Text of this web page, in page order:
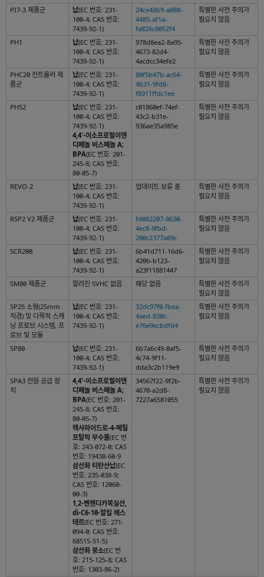
PI7-3 제품군
납(EC 번호: 231-
100-4; CAS 번호:
7439-92-1)
24ce48b9-a088-
4485-af1a-
fa826c8052f4
특별한 사전 주의가
필요치 않음
PH1 납(EC 번호: 231-
100-4; CAS 번호:
7439-92-1)
978d8ea2-8a95-
4673-82d4-
4acdcc34efe2
특별한 사전 주의가
필요치 않음
PHC20 컨트롤러 제
품군
납(EC 번호: 231-
100-4; CAS 번호:
7439-92-1)
80f5b47b-ac64-
4b31-9fd8-
f8911ffdc1ee
특별한 사전 주의가
필요치 않음
PHS2 납(EC 번호: 231-
100-4; CAS 번호:
7439-92-1)
4,4'-이소프로필이덴
디페놀 비스페놀 A;
BPA(EC 번호: 201-
245-8; CAS 번호:
80-05-7)
c01860ef-74ef-
43c2-b31e-
936ae35a985e
특별한 사전 주의가
필요치 않음
REVO-2 납(EC 번호: 231-
100-4; CAS 번호:
7439-92-1)
업데이트 보류 중
특별한 사전 주의가
필요치 않음
RSP2 V2 제품군 납(EC 번호: 231-
100-4; CAS 번호:
7439-92-1)
fd082207-8630-
4ec8-9fbd-
200c2377a89c
특별한 사전 주의가
필요치 않음
SCR200 납(EC 번호: 231-
100-4; CAS 번호:
7439-92-1)
6b41d711-16d6-
420b-b123-
a23f11881447
특별한 사전 주의가
필요치 않음
SM80 제품군 알려진 SVHC 없음 해당 없음
특별한 사전 주의가
필요치 않음
SP25 소형(25mm
직경) 및 다목적 스캐
닝 프로브 시스템, 프
로브 및 모듈
납(EC 번호: 231-
100-4; CAS 번호:
7439-92-1)
32dc97f0-fbea-
4aed-830c-
e76e9ecbdfd4
특별한 사전 주의가
필요치 않음
SP80 납(EC 번호: 231-
100-4; CAS 번호:
7439-92-1)
6b7a6c49-0af5-
4c74-9f11-
dda3c2b119e9
특별한 사전 주의가
필요치 않음
SPA3 전원 공급 장
치
4,4'-이소프로필이덴
디페놀 비스페놀 A;
BPA(EC 번호: 201-
245-8; CAS 번호:
80-05-7)
헥사하이드로-4-메틸
프탈릭 무수물(EC 번
호: 243-072-0; CAS
번호: 19438-60-9
삼산화 티탄산납(EC
번호: 235-038-9;
CAS 번호: 12060-
00-3)
1,2-벤젠디카복실산,
di-C6-10-알킬 에스
테르(EC 번호: 271-
094-0; CAS 번호:
68515-51-5)
삼산화 붕소(EC 번
호: 215-125-8; CAS
번호: 1303-86-2)
34567f22-9f2b-
4670-a2d8-
7227a6581055
특별한 사전 주의가
필요치 않음